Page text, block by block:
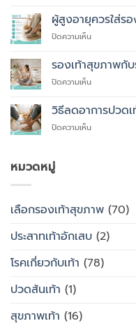
เหตุผล
คุณ
สั่ง
ตัด
รองเท้า
สุขภาพ
ผู้สูงอายุควรใส่รอ
ปิดความเห็นบน
สูง
อายุ
ควร
รองเท้า
ไหน
รองเท้าสุขภาพกั
ปิดความเห็นบน
สุขภาพ
กับ
รองเท้า
วิธีลดอาการปวดเ
ปิดความเห็นบน
หมวดหมู่
เลือกรองเท้าสุขภาพ (70)
ประสาทเท้าอักเสบ (2)
โรคเกี่ยวกับเท้า (78)
ปวดส้นเท้า (1)
สุขภาพเท้า (16)